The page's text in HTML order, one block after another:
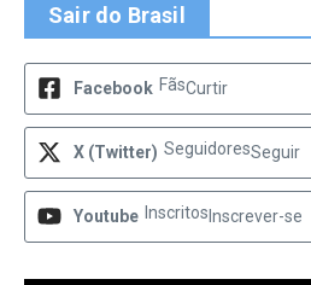
Sair do Brasil
Facebook FãsCurtir
X (Twitter) SeguidoresSeguir
Youtube Inscritos Inscrever-se